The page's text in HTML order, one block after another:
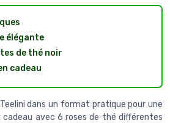
élégante
de thé noir
cadeau
Teelini dans un format pratique pour une
avec 6 roses de thé différentes